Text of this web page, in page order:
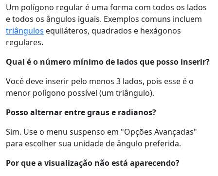
Um polígono regular é uma forma com todos os lados
e todos os ângulos iguais. Exemplos comuns incluem
triângulos equiláteros, quadrados e hexágonos
regulares.
Qual é o número mínimo de lados que posso inserir?
Você deve inserir pelo menos 3 lados, pois esse é o
menor polígono possível (um triângulo).
Posso alternar entre graus e radianos?
Sim. Use o menu suspenso em "Opções Avançadas"
para escolher sua unidade de ângulo preferida.
Por que a visualização não está aparecendo?